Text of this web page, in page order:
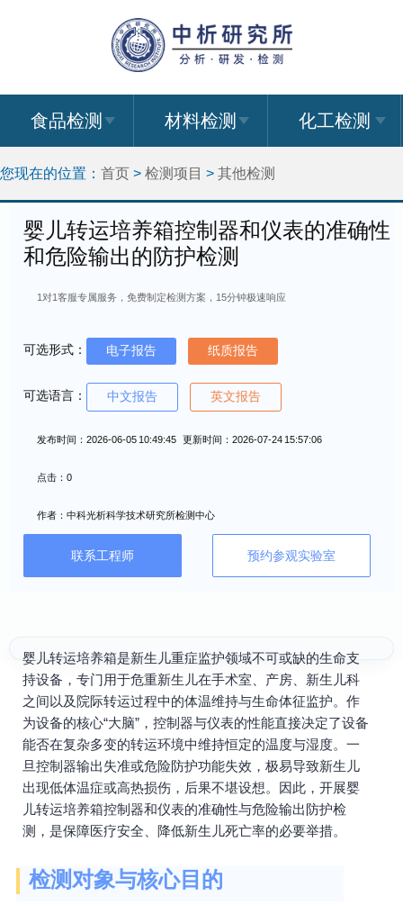
食品检测 材料检测 化工检测
您现在的位置： 首页 > 检测项目 > 其他检测
婴儿转运培养箱控制器和仪表的准确性
和危险输出的防护检测
1对1客服专属服务，免费制定检测方案，15分钟极速响应
可选形式： 电子报告 纸质报告
可选语言： 中文报告 英文报告
发布时间：2026-06-05 10:49:45 更新时间：2026-07-24 15:57:06
点击：0
作者：中科光析科学技术研究所检测中心
联系工程师 预约参观实验室
婴儿转运培养箱是新生儿重症监护领域不可或缺的生命支
持设备，专门用于危重新生儿在手术室、产房、新生儿科
之间以及院际转运过程中的体温维持与生命体征监护。作
为设备的核心“大脑”，控制器与仪表的性能直接决定了设备
能否在复杂多变的转运环境中维持恒定的温度与湿度。一
旦控制器输出失准或危险防护功能失效，极易导致新生儿
出现低体温症或高热损伤，后果不堪设想。因此，开展婴
儿转运培养箱控制器和仪表的准确性与危险输出防护检
测，是保障医疗安全、降低新生儿死亡率的必要举措。
检测对象与核心目的